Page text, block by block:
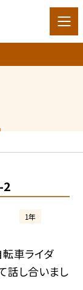
2
1年
車ライダ
話し合いまし